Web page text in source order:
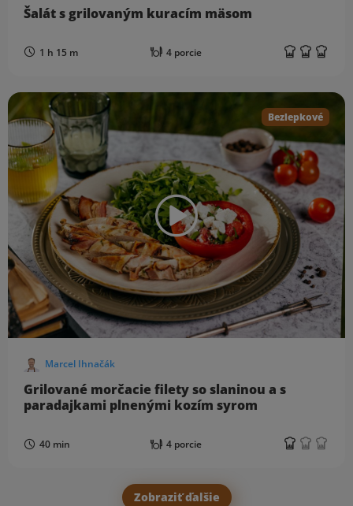
Šalát s grilovaným kuracím mäsom
1 h 15 m 4 porcie
Bezlepkové
Marcel Ihnačák
Grilované morčacie filety so slaninou a s
paradajkami plnenými kozím syrom
40 min 4 porcie
Zobraziť ďalšie